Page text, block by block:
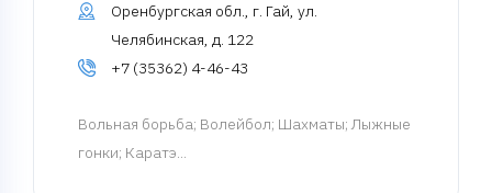
Оренбургская обл., г. Гай, ул.
Челябинская, д. 122
+7 (35362) 4-46-43
Вольная борьба; Волейбол; Шахматы; Лыжные
гонки; Каратэ...